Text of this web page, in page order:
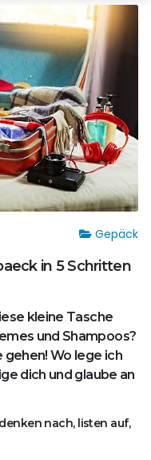
Gepäck
in 5 Schritten
kleine Tasche
und Shampoos?
gehen! Wo lege ich
dich und glaube an
nach, listen auf,